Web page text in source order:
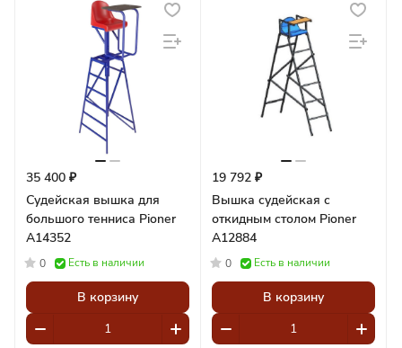
35 400 ₽
Судейская вышка для
большого тенниса Pioner
A14352
0 Есть в наличии
В корзину
19 792 ₽
Вышка судейская с
откидным столом Pioner
A12884
0 Есть в наличии
В корзину